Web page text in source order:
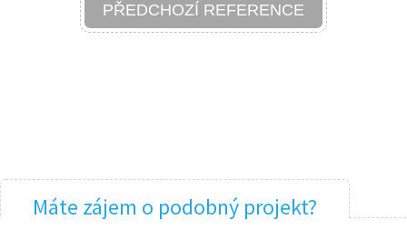
PŘEDCHOZÍ REFERENCE
Máte zájem o podobný projekt?